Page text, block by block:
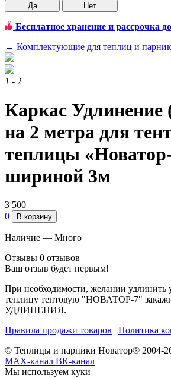
Да Нет
Бесплатное хранение и рассрочка
← Комплектующие для теплиц и
1 - 2
Каркас Удлинение
на 2 метра для
теплицы
шириной 3м
3 500
0
В корзину
Наличие — Много
Отзывы 0 отзывов
Ваш отзыв будет первым!
При необходимости, желании
теплицу тентовую "НОВАТОР-7"
УДЛИНЕНИЯ.
Правила продажи товаров | Политика
© Теплицы и парники Новатор® 2004-
MAX-канал ВК-канал
Мы используем куки